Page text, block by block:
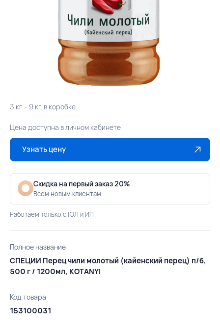
3 кг. - 9 кг. в коробке
Цена доступна в личном кабинете
Узнать цену
Скидка на первый заказ 20%
Всем новым клиентам
Работаем только с ЮЛ и ИП
Полное название
СПЕЦИИ Перец чили молотый (кайенский перец) п/б,
500 г / 1200мл, KOTANYI
Код товара
153100031